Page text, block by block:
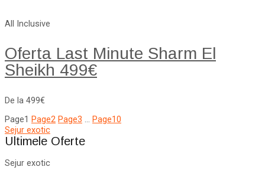
All Inclusive
Oferta Last Minute Sharm El
Sheikh 499€
De la 499€
Page1 Page2 Page3 … Page10
Sejur exotic
Ultimele Oferte
Sejur exotic